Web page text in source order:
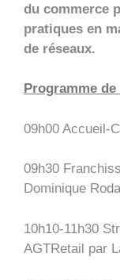
du commerce
pratiques en
de réseaux.
Programme
09h00 Accueil-
09h30
Dominique Roda
10h10-11h30
AGTRetail par